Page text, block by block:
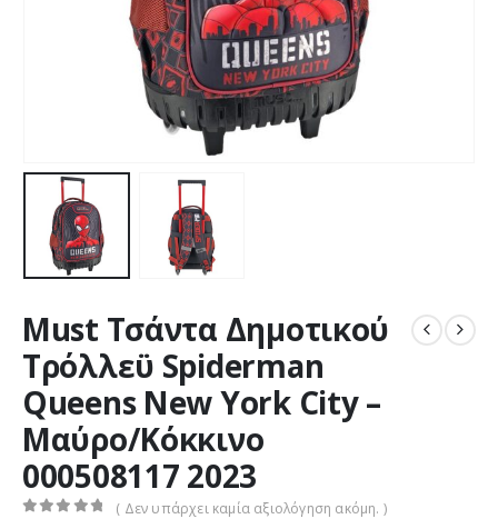
Must Τσάντα Δημοτικού
Τρόλλεϋ Spiderman
Queens New York City –
Μαύρο/Κόκκινο
000508117 2023
( Δεν υπάρχει καμία αξιολόγηση ακόμη. )